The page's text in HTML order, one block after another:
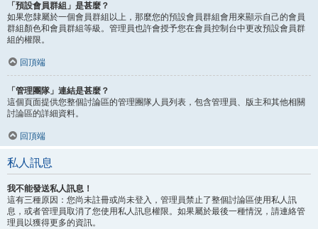
「預設會員群組」是甚麼？
如果您隸屬於一個會員群組以上，那麼您的預設會員群組會用來顯示自己的會員
群組顏色和會員群組等級。管理員也許會授予您在會員控制台中更改預設會員群
組的權限。
回頂端
「管理團隊」連結是甚麼？
這個頁面提供您整個討論區的管理團隊人員列表，包含管理員、版主和其他相關
討論區的詳細資料。
回頂端
私人訊息
我不能發送私人訊息！
這有三種原因：您尚未註冊或尚未登入，管理員禁止了整個討論區使用私人訊
息，或者管理員取消了您使用私人訊息權限。如果屬於最後一種情況，請連絡管
理員以獲得更多的資訊。